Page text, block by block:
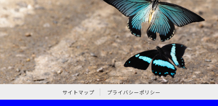
サイトマップ プライバシーポリシー